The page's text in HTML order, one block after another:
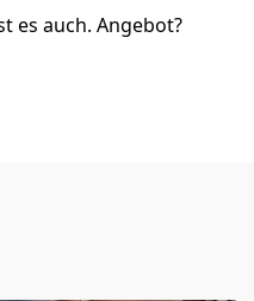
es auch. Angebot?